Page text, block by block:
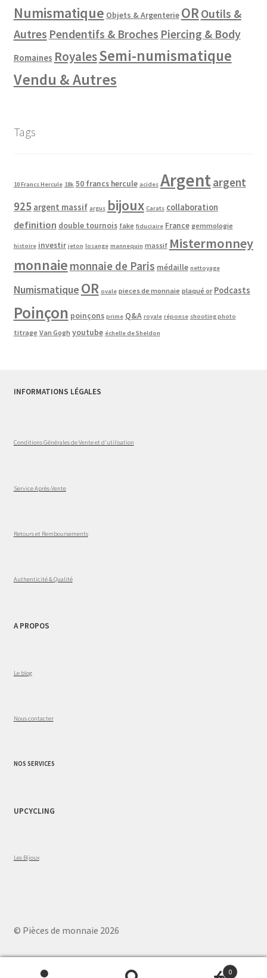
Numismatique Objets & Argenterie OR Outils &
Autres Pendentifs & Broches Piercing & Body
Romaines RoyalesSemi-numismatique
Vendu & Autres
Tags
10 Francs Hercule 18k 50 francs hercule acides Argentargent
925 argent massif argus bijoux Carats collaboration
definition double tournois fake fiduciaire France gemmologie
histoire investir jeton losange mannequin massif Mistermonney
monnaie monnaie de Paris médaille nettoyage
Numismatique OR ovale pieces de monnaie plaqué or Podcasts
Poinçon poinçons prime Q&A royale réponse shooting photo
titrage Van Gogh youtube échelle de Sheldon
INFORMATIONS LÉGALES
Conditions Générales de Vente et d'utilisation
Service Après-Vente
Retours et Remboursements
Authenticité & Qualité
A PROPOS
Le blog
Nous contacter
NOS SERVICES
UPCYCLING
Les Bijoux
© Pièces de monnaie 2026
0